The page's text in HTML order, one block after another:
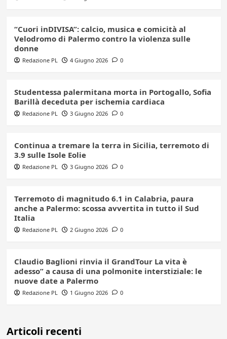
“Cuori inDIVISA”: calcio, musica e comicità al
Velodromo di Palermo contro la violenza sulle
donne
Redazione PL 4 Giugno 2026 0
Studentessa palermitana morta in Portogallo, Sofia
Barillà deceduta per ischemia cardiaca
Redazione PL 3 Giugno 2026 0
Continua a tremare la terra in Sicilia, terremoto di
3.9 sulle Isole Eolie
Redazione PL 3 Giugno 2026 0
Terremoto di magnitudo 6.1 in Calabria, paura
anche a Palermo: scossa avvertita in tutto il Sud
Italia
Redazione PL 2 Giugno 2026 0
Claudio Baglioni rinvia il GrandTour La vita è
adesso” a causa di una polmonite interstiziale: le
nuove date a Palermo
Redazione PL 1 Giugno 2026 0
Articoli recenti